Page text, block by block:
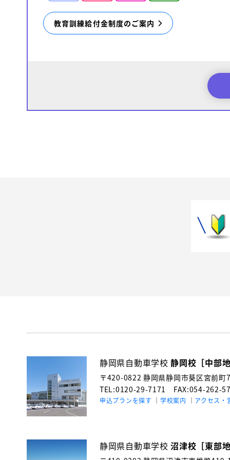
教育訓練給付金制度のご案内
静岡県自動車学校静岡校［中部
〒420-0822 静岡県静岡市葵区宮前町
TEL:0120-29-7171 FAX:054-262-
申込プランを探す 学校案内 アクセス・
静岡県自動車学校沼津校［東部